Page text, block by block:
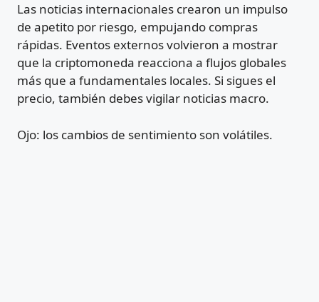
Las noticias internacionales crearon un impulso
de apetito por riesgo, empujando compras
rápidas. Eventos externos volvieron a mostrar
que la criptomoneda reacciona a flujos globales
más que a fundamentales locales. Si sigues el
precio, también debes vigilar noticias macro.
Ojo: los cambios de sentimiento son volátiles.